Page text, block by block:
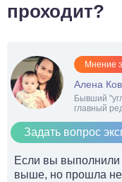
проходит?
Мнение
Алена
Бывший
главный
Задать вопрос
Если вы выполнили
выше, но прошла